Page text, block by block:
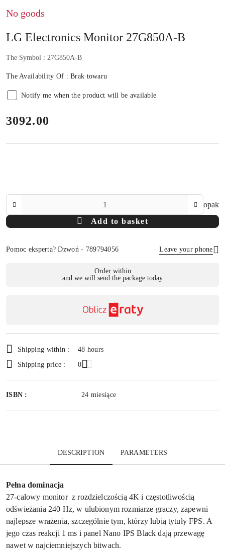
No goods
LG Electronics Monitor 27G850A-B
The Symbol : 27G850A-B
The Availability Of :Brak towaru
Notify me when the product will be available
price:
3092.00
opak
Add to basket
Pomoc eksperta? Dzwoń - 789794056 Leave your phone
Order within
and we will send the package today
Shipping within :
48 hours
Shipping price :
0
ISBN : 24 miesiące
DESCRIPTION PARAMETERS
Pełna dominacja
27-calowy monitor z rozdzielczością 4K i częstotliwością
odświeżania 240 Hz, w ulubionym rozmiarze graczy, zapewni
najlepsze wrażenia, szczególnie tym, którzy lubią tytuły FPS. A
jego czas reakcji 1 ms i panel Nano IPS Black dają przewagę
nawet w najciemniejszych bitwach.